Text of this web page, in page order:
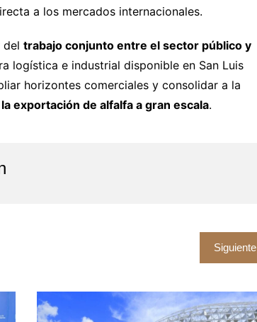
a los mercados internacionales.
del trabajo conjunto entre el sector público y
logística e industrial disponible en San Luis
horizontes comerciales y consolidar a la
exportación de alfalfa a gran escala.
Siguiente